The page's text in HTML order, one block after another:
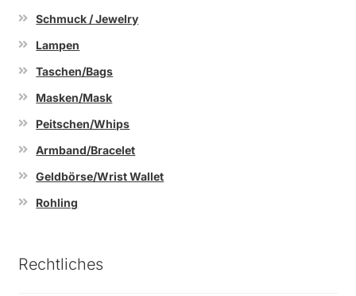
Schmuck / Jewelry
Lampen
Taschen/Bags
Masken/Mask
Peitschen/Whips
Armband/Bracelet
Geldbörse/Wrist Wallet
Rohling
Rechtliches